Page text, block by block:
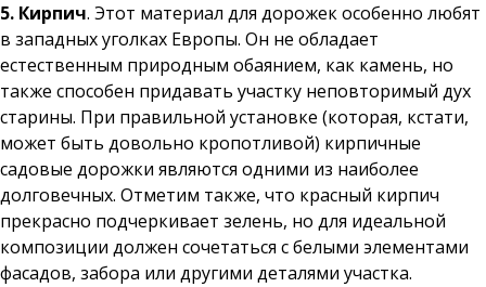
5. Кирпич. Этот материал для дорожек особенно любят
в западных уголках Европы. Он не обладает
естественным природным обаянием, как камень, но
также способен придавать участку неповторимый дух
старины. При правильной установке (которая, кстати,
может быть довольно кропотливой) кирпичные
садовые дорожки являются одними из наиболее
долговечных. Отметим также, что красный кирпич
прекрасно подчеркивает зелень, но для идеальной
композиции должен сочетаться с белыми элементами
фасадов, забора или другими деталями участка.